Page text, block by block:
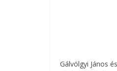
Gálvölgyi János